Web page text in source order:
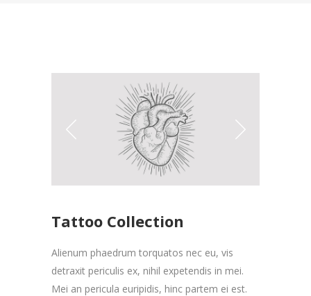
Tattoo Collection
Alienum phaedrum torquatos nec eu, vis
detraxit periculis ex, nihil expetendis in mei.
Mei an pericula euripidis, hinc partem ei est.